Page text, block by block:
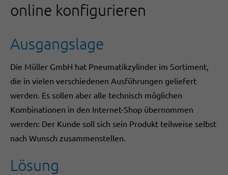
online konfigurieren
Ausgangslage
Die Müller GmbH hat Pneumatikzylinder im Sortiment,
die in vielen verschiedenen Ausführungen geliefert
werden. Es sollen aber alle technisch möglichen
Kombinationen in den Internet-Shop übernommen
werden: Der Kunde soll sich sein Produkt teilweise selbst
nach Wunsch zusammenstellen.
Lösung